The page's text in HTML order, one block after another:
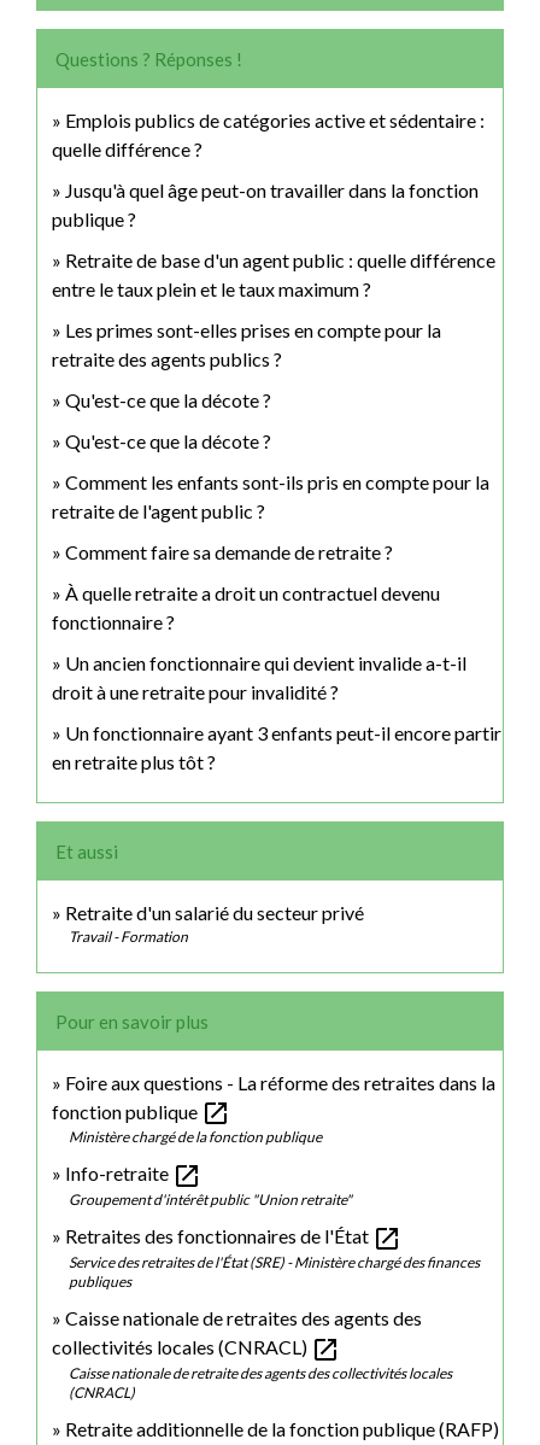
Questions ? Réponses !
Emplois publics de catégories active et sédentaire :
quelle différence ?
Jusqu'à quel âge peut-on travailler dans la fonction
publique ?
Retraite de base d'un agent public : quelle différence
entre le taux plein et le taux maximum ?
Les primes sont-elles prises en compte pour la
retraite des agents publics ?
Qu'est-ce que la décote ?
Qu'est-ce que la décote ?
Comment les enfants sont-ils pris en compte pour la
retraite de l'agent public ?
Comment faire sa demande de retraite ?
À quelle retraite a droit un contractuel devenu
fonctionnaire ?
Un ancien fonctionnaire qui devient invalide a-t-il
droit à une retraite pour invalidité ?
Un fonctionnaire ayant 3 enfants peut-il encore partir
en retraite plus tôt ?
Et aussi
Retraite d'un salarié du secteur privé
Travail - Formation
Pour en savoir plus
Foire aux questions - La réforme des retraites dans la
fonction publique open_in_new
Ministère chargé de la fonction publique
Info-retraite open_in_new
Groupement d'intérêt public "Union retraite"
Retraites des fonctionnaires de l'État open_in_new
Service des retraites de l'État (SRE) - Ministère chargé des finances
publiques
Caisse nationale de retraites des agents des
collectivités locales (CNRACL) open_in_new
Caisse nationale de retraite des agents des collectivités locales
(CNRACL)
Retraite additionnelle de la fonction publique (RAFP)